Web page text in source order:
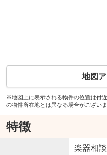
地図
※地図上に表示される物件の位置は付
の物件所在地とは異なる場合がございま
特徴
楽器相談